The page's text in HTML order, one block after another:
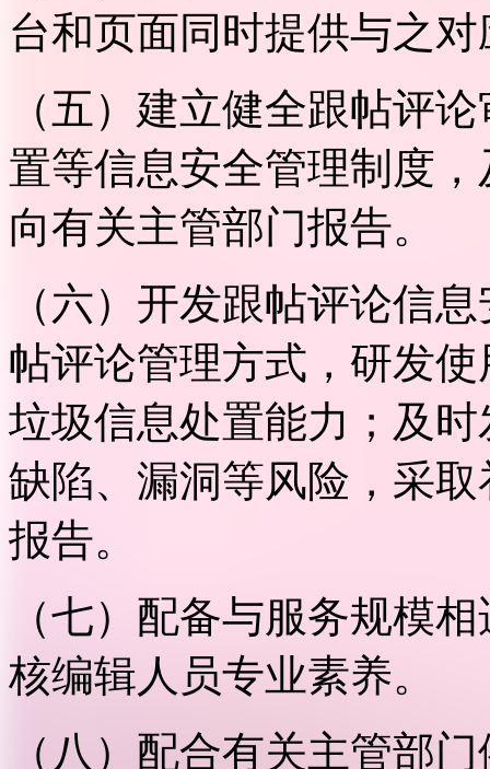
台和页面同时提供与之
（五）建立健全跟帖评
置等信息安全管理制度
向有关主管部门报告。
（六）开发跟帖评论信
帖评论管理方式，研发
垃圾信息处置能力；及
缺陷、漏洞等风险，采
报告。
（七）配备与服务规模
核编辑人员专业素养。
（八）配合有关主管部